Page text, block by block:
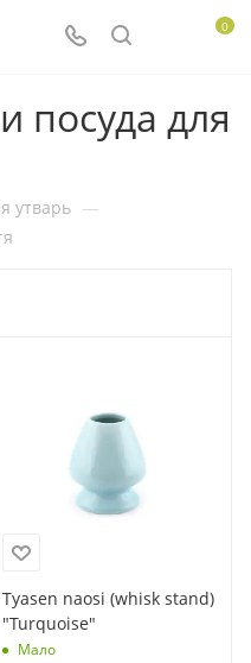
0
посуда для
утварь —
Tyasen naosi (whisk stand)
"Turquoise"
Мало